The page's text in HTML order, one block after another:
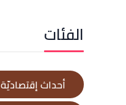
الفئات
أحداث إقتصاديّة